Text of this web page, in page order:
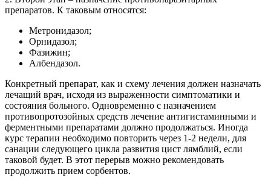
препаратов. К таковым относятся:
Метронидазол;
Орнидазол;
Фазижин;
Албендазол.
Конкретный препарат, как и схему лечения должен назначать
лечащий врач, исходя из выраженности симптоматики и
состояния больного. Одновременно с назначением
противопротозойных средств лечение антигистаминными и
ферментными препаратами должно продолжаться. Иногда
курс терапии необходимо повторить через 1-2 недели, для
санации следующего цикла развития цист лямблий, если
таковой будет. В этот перерыв можно рекомендовать
продолжить прием сорбентов.